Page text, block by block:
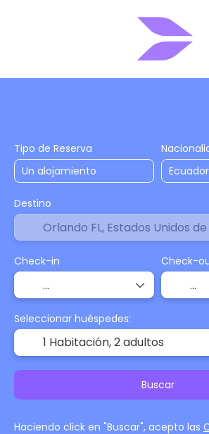
Tipo de Reserva
Destino
Check-in Check-
Seleccionar huéspedes:
1 Habitación,2 adultos
Buscar
Haciendo click en "Buscar", acepto las